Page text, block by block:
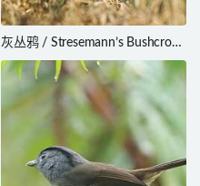
灰丛鸦 / Stresemann’s Bushcrow
/ Zavattariornis stresemanni